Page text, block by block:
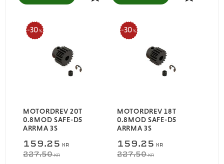
Lägg till i favoriter Lägg till i
MOTORDREV 20T
0.8MOD SAFE-D5
ARRMA 3S
159,25 KR
227,50KR
30 %
MOTORDREV 18T
0.8MOD SAFE-D5
ARRMA 3S
159,25 KR
227,50KR
30 %